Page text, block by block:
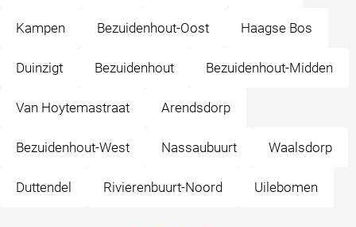
Kampen Bezuidenhout-Oost Haagse Bos
Duinzigt Bezuidenhout Bezuidenhout-Midden
Van Hoytemastraat Arendsdorp
Bezuidenhout-West Nassaubuurt Waalsdorp
Duttendel Rivierenbuurt-Noord Uilebomen